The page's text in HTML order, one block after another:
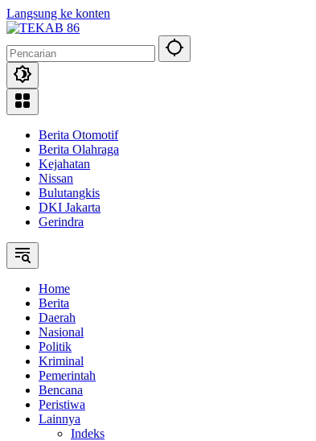
Langsung ke konten
Berita Otomotif
Berita Olahraga
Kejahatan
Nissan
Bulutangkis
DKI Jakarta
Gerindra
Home
Berita
Daerah
Nasional
Politik
Kriminal
Pemerintah
Bencana
Peristiwa
Lainnya
Indeks